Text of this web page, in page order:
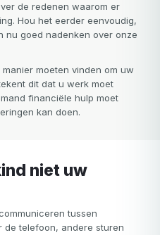
de redenen waarom er
Hou het eerder eenvoudig,
nu goed nadenken over onze
moeten vinden om uw
dit dat u werk moet
financiële hulp moet
kan doen.
tussen
de telefoon, andere sturen